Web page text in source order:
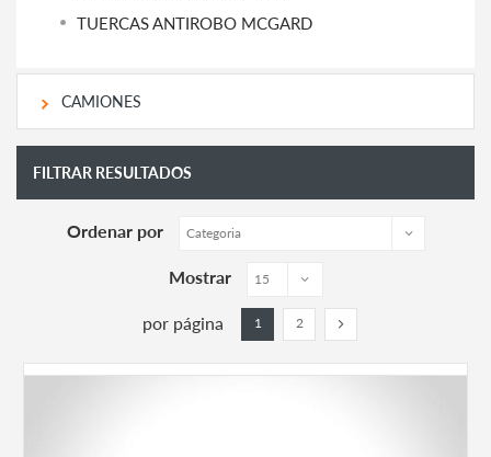
TUERCAS ANTIROBO MCGARD
CAMIONES
FILTRAR RESULTADOS
Ordenar por
Mostrar
por página 1 2